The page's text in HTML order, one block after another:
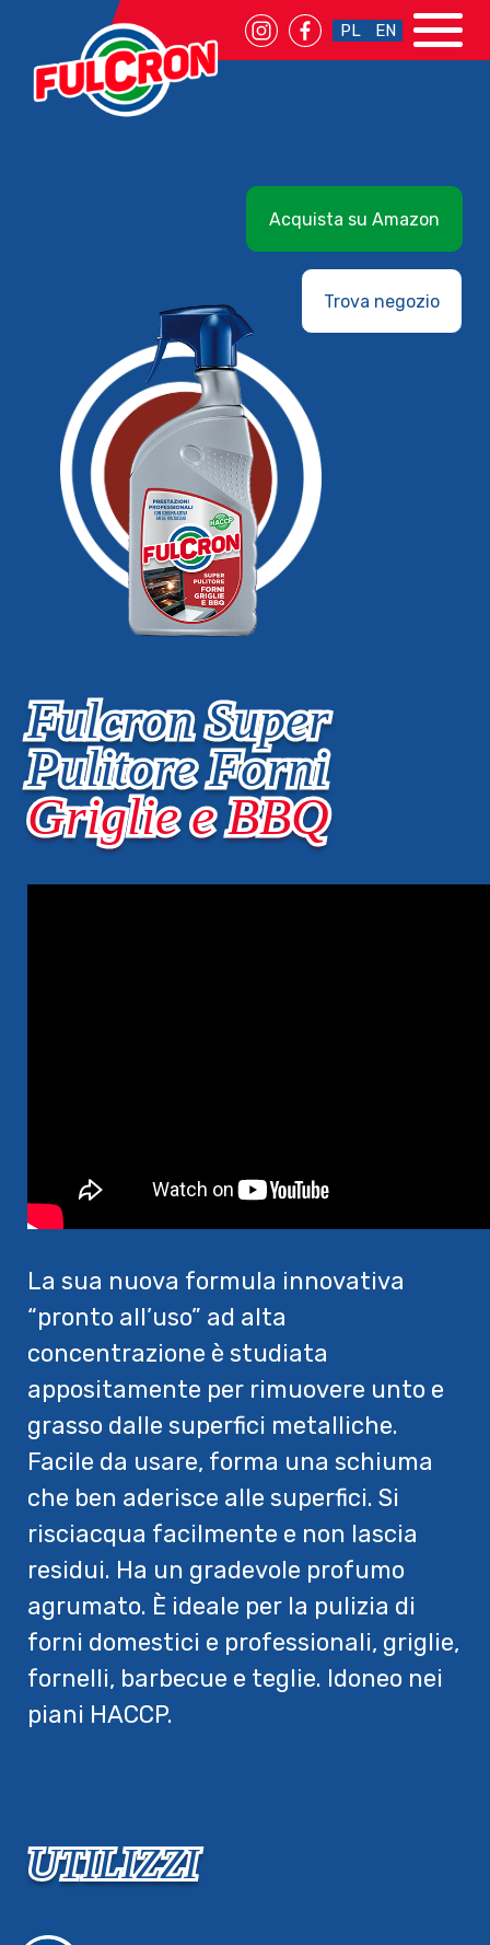
EN
PL
Fulcron Super
Pulitore Forni
Griglie e BBQ
Acquista su Amazon
Trova negozio
La sua nuova formula innovativa
“pronto all’uso” ad alta
concentrazione è studiata
appositamente per rimuovere unto e
grasso dalle superfici metalliche.
Facile da usare, forma una schiuma
che ben aderisce alle superfici. Si
risciacqua facilmente e non lascia
residui. Ha un gradevole profumo
agrumato. È ideale per la pulizia di
forni domestici e professionali, griglie,
fornelli, barbecue e teglie. Idoneo nei
piani HACCP.
UTILIZZI